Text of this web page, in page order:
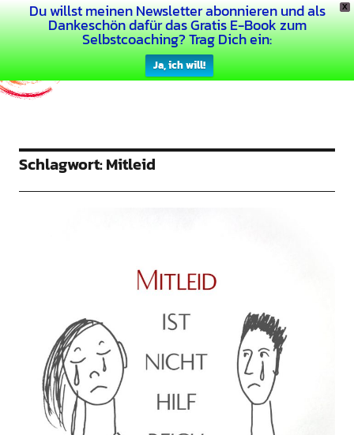
X
Du willst meinen Newsletter abonnieren und als
Dankeschön dafür das Gratis E-Book zum
Selbstcoaching? Trag Dich ein:
Ja, ich will!
Dein Buntes Leben
Schlagwort:Mitleid